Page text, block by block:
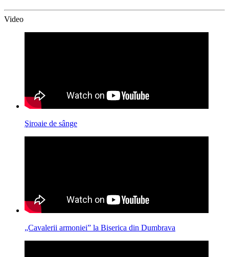
Video
Şiroaie de sânge
„Cavalerii armoniei” la Biserica din Dumbrava